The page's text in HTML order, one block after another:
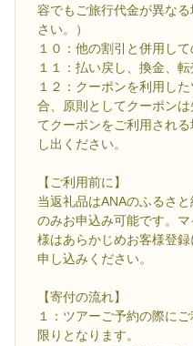
容でもご旅行代金が異な
さい。）
１０：他の割引と併用し
１１：払い戻し、換金、
１２：クーポンを利用し
合、原則としてクーポン
てクーポンをご利用され
し出ください。
【ご利用前に】
当返礼品はANAのふるさ
のみお申込み可能です。
様はあらかじめお客様登
申し込みください。
【寄付の流れ】
１：ツアーご予約の際に
限りとなります。